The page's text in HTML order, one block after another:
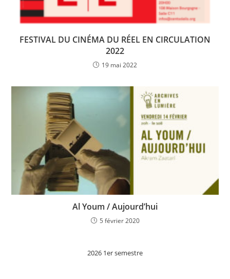
FESTIVAL DU CINÉMA DU RÉEL EN CIRCULATION
2022
19 mai 2022
Al Youm / Aujourd’hui
5 février 2020
2026 1er semestre